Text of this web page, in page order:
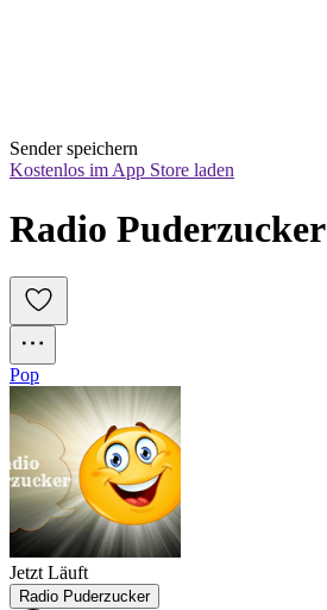
Sender speichern
Kostenlos im App Store laden
Radio Puderzucker
Pop
Jetzt Läuft
Radio Puderzucker